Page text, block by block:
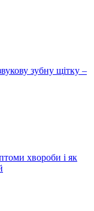
зубну щітку –
хвороби і як